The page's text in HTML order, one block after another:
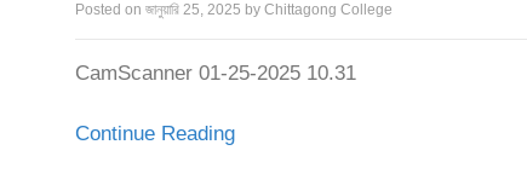
Posted on জানুয়ারি 25, 2025 by Chittagong College
CamScanner 01-25-2025 10.31
Continue Reading